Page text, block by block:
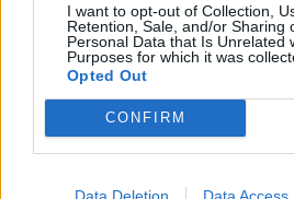
I want to opt-out of Collection,
Retention, Sale, and/or Sharing
Personal Data that Is Unrelated
Purposes for which it was
Opted Out
CONFIRM
Data Deletion Data Access